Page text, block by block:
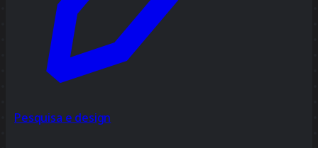
Pesquisa e design